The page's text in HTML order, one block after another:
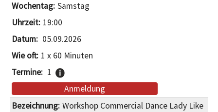
Samstag
19:00
05.09.2026
1 x 60 Minuten
1
Anmeldung
Workshop Commercial Dance Lady Like